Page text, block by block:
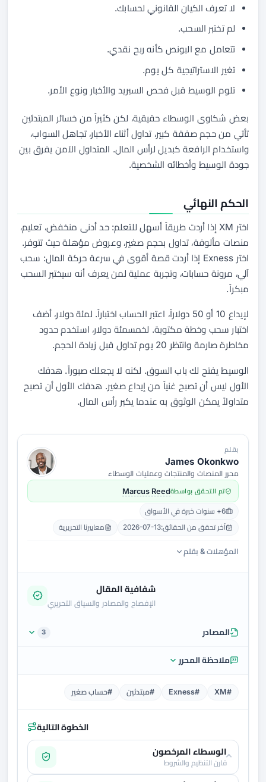
لا تعرف الكيان القانوني لحسابك.
لم تختبر السحب.
تتعامل مع البونص كأنه ربح نقدي.
تغير الاستراتيجية كل يوم.
تلوم الوسيط قبل فحص السبريد والأخبار ونوع الأمر.
بعض شكاوى الوسطاء حقيقية، لكن كثيراً من خسائر المبتدئين
تأتي من حجم صفقة كبير، تداول أثناء الأخبار، تجاهل السواب،
واستخدام الرافعة كبديل لرأس المال. المتداول الآمن يفرق بين
جودة الوسيط وأخطائه الشخصية.
الحكم النهائي
اختر XM إذا أردت طريقاً أسهل للتعلم: حد أدنى منخفض، تعليم،
منصات مألوفة، تداول بحجم صغير، وعروض مؤهلة حيث تتوفر.
اختر Exness إذا أردت قصة أقوى في سرعة حركة المال: سحب
آلي، مرونة حسابات، وتجربة عملية لمن يعرف أنه سيختبر السحب
مبكراً.
لإيداع 10 أو 50 دولاراً، اعتبر الحساب اختباراً. لمئة دولار، أضف
اختبار سحب وخطة مكتوبة. لخمسمئة دولار، استخدم حدود
مخاطرة صارمة وانتظر 20 يوم تداول قبل زيادة الحجم.
الوسيط يفتح لك باب السوق. لكنه لا يجعلك صبوراً. هدفك
الأول ليس أن تصبح غنياً من إيداع صغير. هدفك الأول أن تصبح
متداولاً يمكن الوثوق به عندما يكبر رأس المال.
بقلم
James Okonkwo
محرر المنصات والمنتجات وعمليات الوسطاء
تم التحقق بواسطةMarcus Reed
6+ سنوات خبرة في الأسواق
آخر تحقق من الحقائق:2026-07-13 معاييرنا التحريرية
المؤهلات & بقلم
شفافية المقال
الإفصاح والمصادر والسياق التحريري
المصادر 3
ملاحظة المحرر
#XM
#Exness #مبتدئين #حساب صغير
الخطوة التالية
الوسطاء المرخصون
قارن التنظيم والشروط